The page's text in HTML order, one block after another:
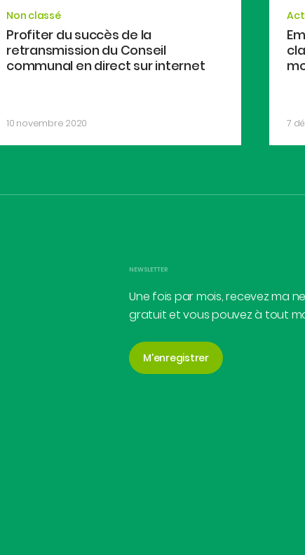
Non classé
Profiter du succès de la
retransmission du Conseil
communal en direct sur internet
10 novembre 2020 7
NEWSLETTER
Une fois par mois, recevez ma
gratuit et vous pouvez à tout
M'enregistrer